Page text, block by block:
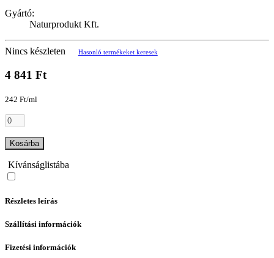
Gyártó:
Naturprodukt Kft.
Nincs készleten Hasonló termékeket keresek
4 841 Ft
242 Ft/ml
Kosárba
Kívánságlistába
Részletes leírás
Szállítási információk
Fizetési információk